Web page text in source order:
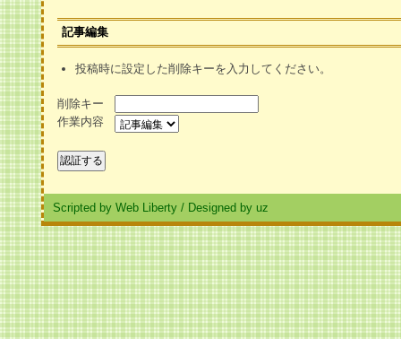
記事編集
投稿時に設定した削除キーを入力してください。
削除キー
作業内容
Scripted by Web Liberty / Designed by uz